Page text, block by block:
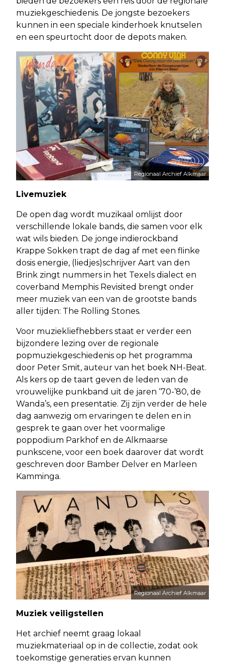
muziekgeschiedenis. De jongste bezoekers
kunnen in een speciale kinderhoek knutselen
en een speurtocht door de depots maken.
Regionaal Archief Alkmaar
Livemuziek
De open dag wordt muzikaal omlijst door
verschillende lokale bands, die samen voor elk
wat wils bieden. De jonge indierockband
Krappe Sokken trapt de dag af met een flinke
dosis energie, (liedjes)schrijver Aart van den
Brink zingt nummers in het Texels dialect en
coverband Memphis Revisited brengt onder
meer muziek van een van de grootste bands
aller tijden: The Rolling Stones.
Voor muziekliefhebbers staat er verder een
bijzondere lezing over de regionale
popmuziekgeschiedenis op het programma
door Peter Smit, auteur van het boek NH-Beat.
Als kers op de taart geven de leden van de
vrouwelijke punkband uit de jaren ‘70-’80, de
Wanda’s, een presentatie. Zij zijn verder de hele
dag aanwezig om ervaringen te delen en in
gesprek te gaan over het voormalige
poppodium Parkhof en de Alkmaarse
punkscene, voor een boek daarover dat wordt
geschreven door Bamber Delver en Marleen
Kamminga.
Regionaal Archief Alkmaar
Muziek veiligstellen
Het archief neemt graag lokaal
muziekmateriaal op in de collectie, zodat ook
toekomstige generaties ervan kunnen